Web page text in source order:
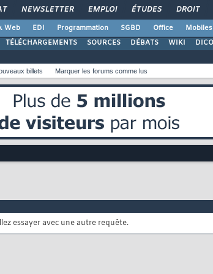
NEWSLETTER EMPLOI ÉTUDES DROIT
Web EDI Programmation SGBD Office
Mobiles
TÉLÉCHARGEMENTS SOURCES DÉBATS WIKI DICO
billets Marquer les forums comme lus
essayer avec une autre requête.